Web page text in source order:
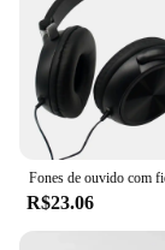
R$23.06